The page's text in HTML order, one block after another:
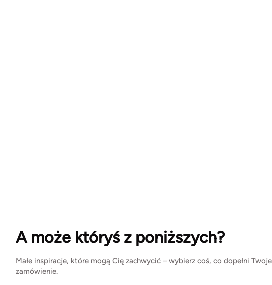
A może któryś z poniższych?
Małe inspiracje, które mogą Cię zachwycić – wybierz coś, co dopełni Twoje
zamówienie.